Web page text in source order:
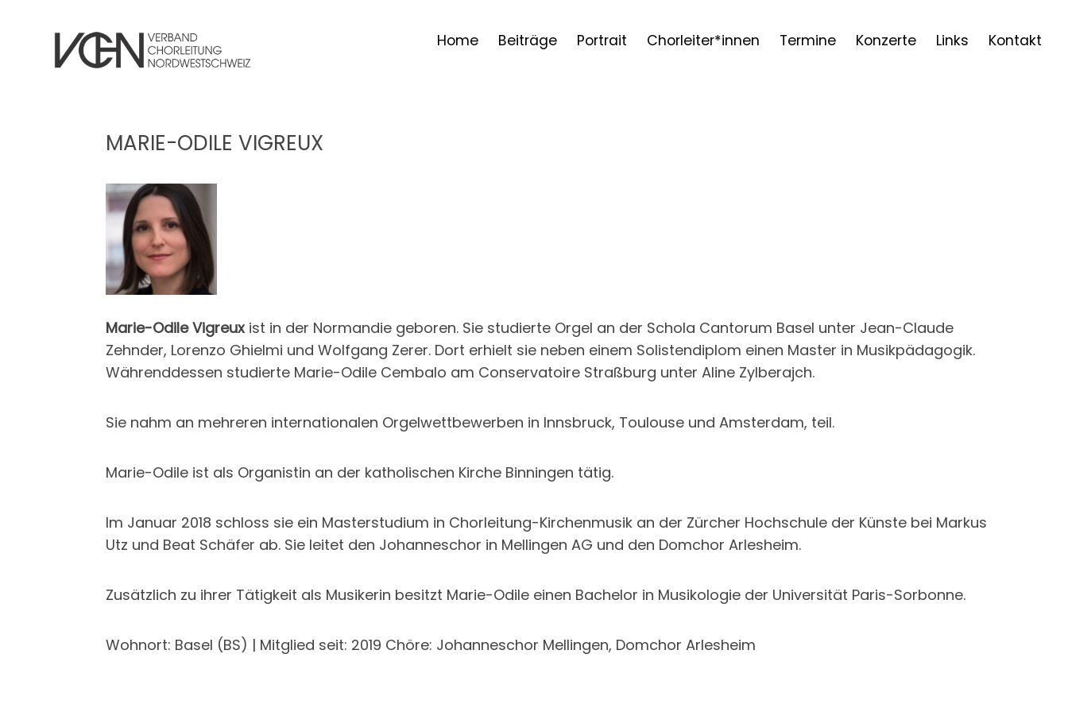
Home Beiträge Portrait Chorleiter*innen Termine Konzerte Links Kontakt
MARIE-ODILE VIGREUX
Marie-Odile Vigreuxist in der Normandie geboren. Sie studierte Orgel an der Schola Cantorum Basel unter Jean-Claude
Zehnder, Lorenzo Ghielmi und Wolfgang Zerer. Dort erhielt sie neben einem Solistendiplom einen Master in Musikpädagogik.
Währenddessen studierte Marie-Odile Cembalo am Conservatoire Straßburg unter Aline Zylberajch.
Sie nahm an mehreren internationalen Orgelwettbewerben in Innsbruck, Toulouse und Amsterdam, teil.
Marie-Odile ist als Organistin an der katholischen Kirche Binningen tätig.
Im Januar 2018 schloss sie ein Masterstudium in Chorleitung-Kirchenmusik an der Zürcher Hochschule der Künste bei Markus
Utz und Beat Schäfer ab. Sie leitet den Johanneschor in Mellingen AG und den Domchor Arlesheim.
Zusätzlich zu ihrer Tätigkeit als Musikerin besitzt Marie-Odile einen Bachelor in Musikologie der Universität Paris-Sorbonne.
Wohnort: Basel (BS) | Mitglied seit: 2019 Chöre: Johanneschor Mellingen, Domchor Arlesheim